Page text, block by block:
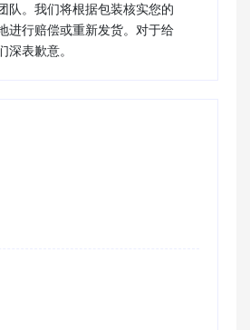
队。我们将根据包装核实您的
进行赔偿或重新发货。对于给
深表歉意。